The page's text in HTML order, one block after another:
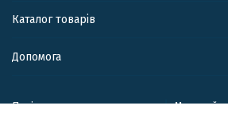
Каталог товарів
Допомога
Політика персональних данних Мапа сайту